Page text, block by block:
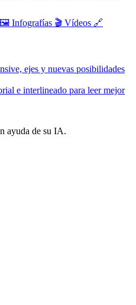
🖼️ Infografías 🎬 Vídeos 🔗
ejes y nuevas posibilidades
e interlineado para leer mejor
ayuda de su IA.